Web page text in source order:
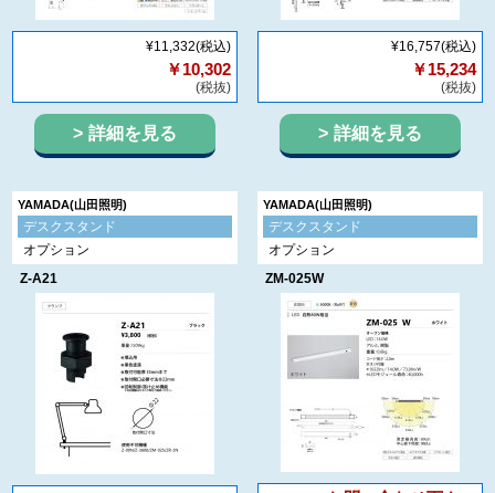
¥11,332(税込)
￥10,302
(税抜)
詳細を見る
¥16,757(税込)
￥15,234
(税抜)
詳細を見る
YAMADA(山田照明)
デスクスタンド
オプション
Z-A21
YAMADA(山田照明)
デスクスタンド
オプション
ZM-025W